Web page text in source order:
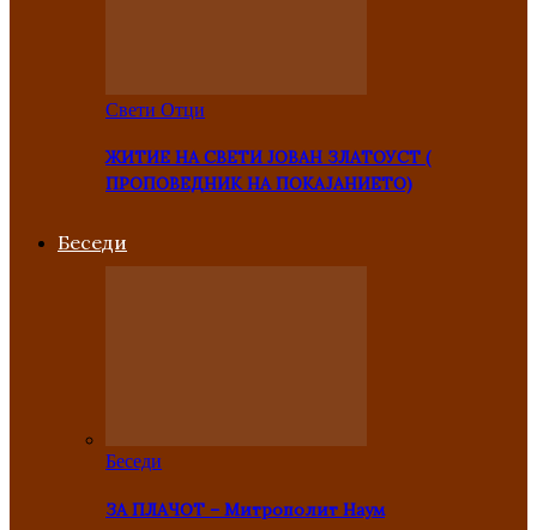
Свети Отци
ЖИТИЕ НА СВЕТИ ЈОВАН ЗЛАТОУСТ (
ПРОПОВЕДНИК НА ПОКАЈАНИЕТО)
Беседи
Беседи
ЗА ПЛАЧОТ – Митрополит Наум